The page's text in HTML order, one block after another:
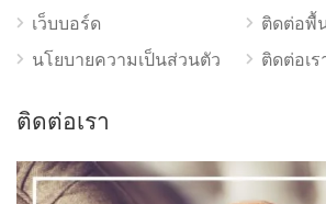
เว็บบอร์ด
นโยบายความเป็นส่วนตัว
ติดต่อพื้
ติดต่อเร
ติดต่อเรา